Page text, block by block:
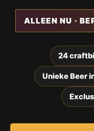
ALLEEN NU ·
24
Unieke Beer